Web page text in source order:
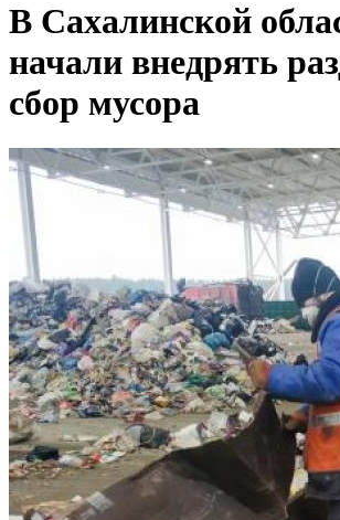
В Сахалинской
начали внедрять
сбор мусора